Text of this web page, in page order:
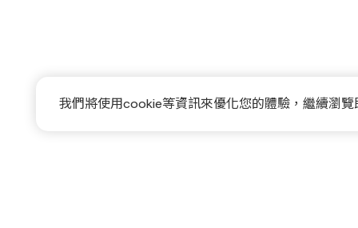
我們將使用cookie等資訊來優化您的體驗，繼續瀏